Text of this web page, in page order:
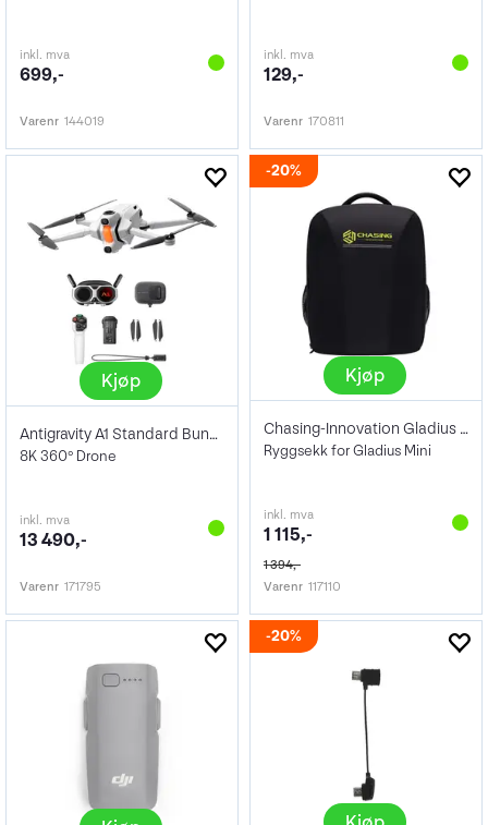
inkl. mva
699,-
Varenr 144019
inkl. mva
129,-
Varenr 170811
Kjøp
Antigravity A1 Standard Bundle
8K 360° Drone
inkl. mva
13 490,-
Varenr 171795
20%
Kjøp
Chasing-Innovation Gladius Mini sekk
Ryggsekk for Gladius Mini
inkl. mva
1 115,-
1 394,-
Varenr 117110
20%